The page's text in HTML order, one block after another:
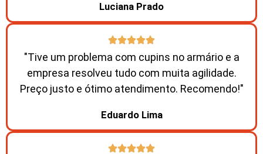
Luciana Prado
"Tive um problema com cupins no armário e a
empresa resolveu tudo com muita agilidade.
Preço justo e ótimo atendimento. Recomendo!"
Eduardo Lima